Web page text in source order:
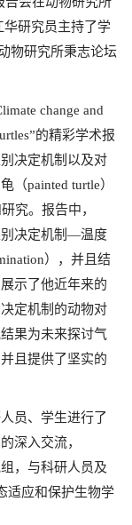
华研究员主持了学
物研究所秉志论坛
change and
的精彩学术报
决定机制以及对
（painted turtle）
究。报告中，
别决定机制—温度
），并且结
示了他近年来的
定机制的动物对
果为未来探讨气
且提供了坚实的
员、学生进行了
深入交流，
，与科研人员及
适应和保护生物学